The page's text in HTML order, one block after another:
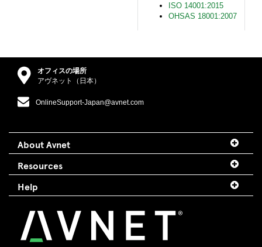
ISO 14001:2015
OHSAS 18001:2007
オフィスの場所
アヴネット（日本）
OnlineSupport-Japan@avnet.com
About Avnet
Resources
Help